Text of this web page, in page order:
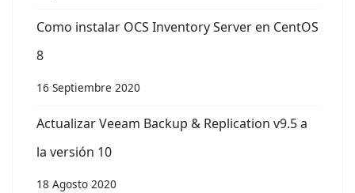
Como instalar OCS Inventory Server en CentOS
8
16 Septiembre 2020
Actualizar Veeam Backup & Replication v9.5 a
la versión 10
18 Agosto 2020